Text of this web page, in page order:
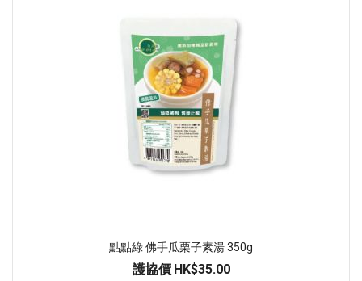
點點綠 佛手瓜栗子素湯 350g
護協價 HK$35.00